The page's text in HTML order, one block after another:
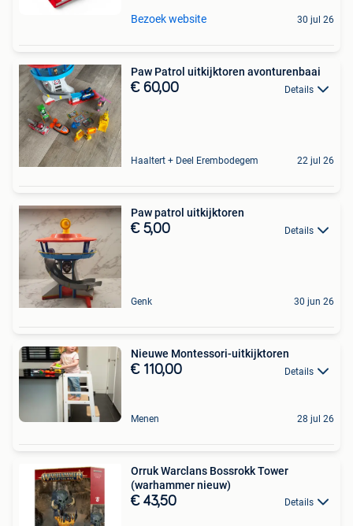
Bezoek website 30 jul 26
Paw Patrol uitkijktoren avonturenbaai
€ 60,00 Details
Haaltert + Deel Erembodegem 22 jul 26
Paw patrol uitkijktoren
€ 5,00 Details
Genk 30 jun 26
Nieuwe Montessori-uitkijktoren
€ 110,00 Details
Menen 28 jul 26
Orruk Warclans Bossrokk Tower
(warhammer nieuw)
€ 43,50 Details